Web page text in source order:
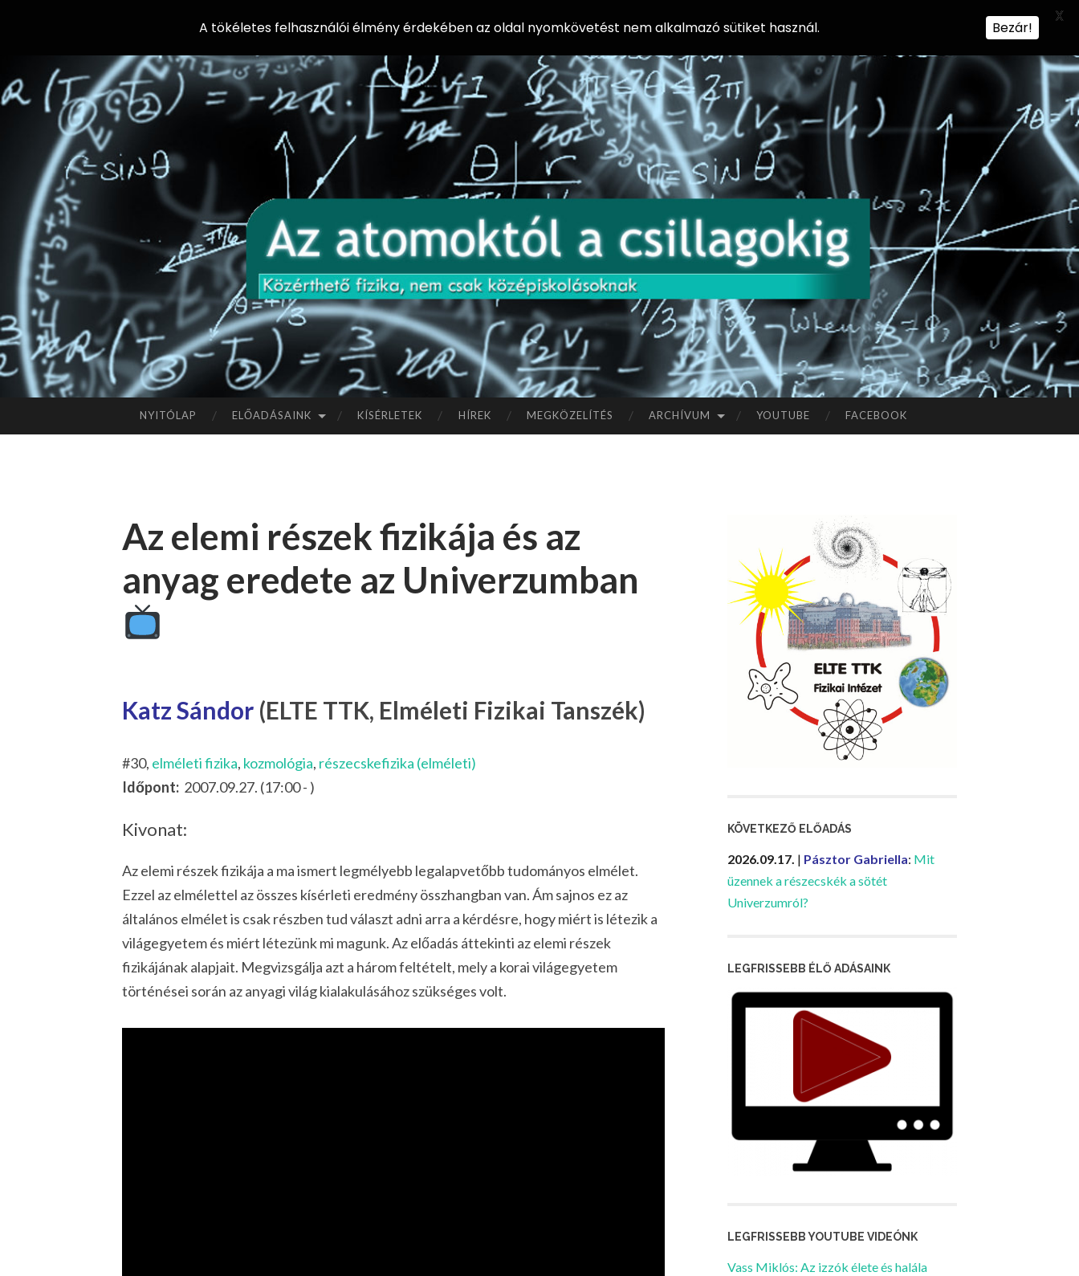
AZ
AT
OM
OK
TÓ
L A
AG
OK
Előadássorozat
középiskolásoknak
az ELTE
Természettudományi
Kar Fizikai
Intézetében
A
NYITÓLAP ELŐADÁSAINK KÍSÉRLETEK HÍREK MEGKÖZELÍTÉS ARCHÍVUM YOUTUBE FACEBOOK
Az elemi részek fizikája és az
anyag eredete az Univerzumban
Katz Sándor (ELTE TTK, Elméleti Fizikai Tanszék)
#30, elméleti fizika, kozmológia, részecskefizika (elméleti)
Időpont: 2007.09.27. (17:00 - )
Kivonat:
Az elemi részek fizikája a ma ismert legmélyebb legalapvetőbb tudományos elmélet.
Ezzel az elmélettel az összes kísérleti eredmény összhangban van. Ám sajnos ez az
általános elmélet is csak részben tud választ adni arra a kérdésre, hogy miért is létezik a
világegyetem és miért létezünk mi magunk. Az előadás áttekinti az elemi részek
fizikájának alapjait. Megvizsgálja azt a három feltételt, mely a korai világegyetem
történései során az anyagi világ kialakulásához szükséges volt.
KÖVETKEZŐ ELŐADÁS
2026.09.17. | Pásztor Gabriella: Mit
üzennek a részecskék a sötét
Univerzumról?
LEGFRISSEBB ÉLŐ ADÁSAINK
LEGFRISSEBB YOUTUBE VIDEÓNK
Vass Miklós: Az izzók élete és halála
A tökéletes felhasználói élmény érdekében az oldal nyomkövetést nem alkalmazó sütiket használ. Bezár!
X